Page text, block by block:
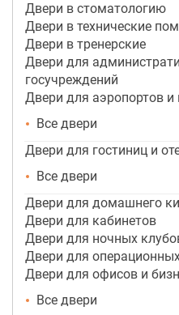
Двери в стоматологию
Двери в технические
Двери в тренерские
Двери для
госучреждений
Двери для аэропортов и
Все двери
Двери для гостиниц и
Все двери
Двери для домашнего
Двери для кабинетов
Двери для ночных
Двери для
Двери для офисов и
Все двери